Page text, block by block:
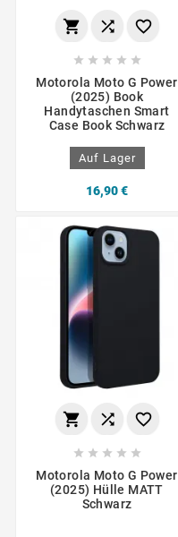
  
    
Motorola Moto G Power
(2025) Book
Handytaschen Smart
Case Book Schwarz
Auf Lager
16,90 €
  
    
Motorola Moto G Power
(2025) Hülle MATT
Schwarz